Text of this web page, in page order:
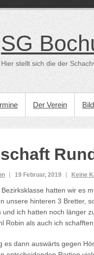
SG
Hier stellt sich die der
Der Verein
19 Februar, 2019 Keine
hatten wir es
unsere hinteren 3 Bretter,
und ich hatten noch länger
Robin als auch ich
es dann auswärts gegen